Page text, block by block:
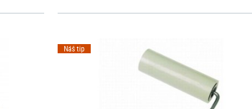
Náš tip